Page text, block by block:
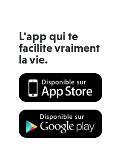
L'app qui te
facilite vraiment
la vie.